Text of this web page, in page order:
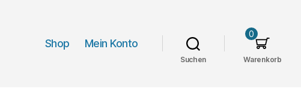
Shop Mein Konto
Suchen Warenkorb
0